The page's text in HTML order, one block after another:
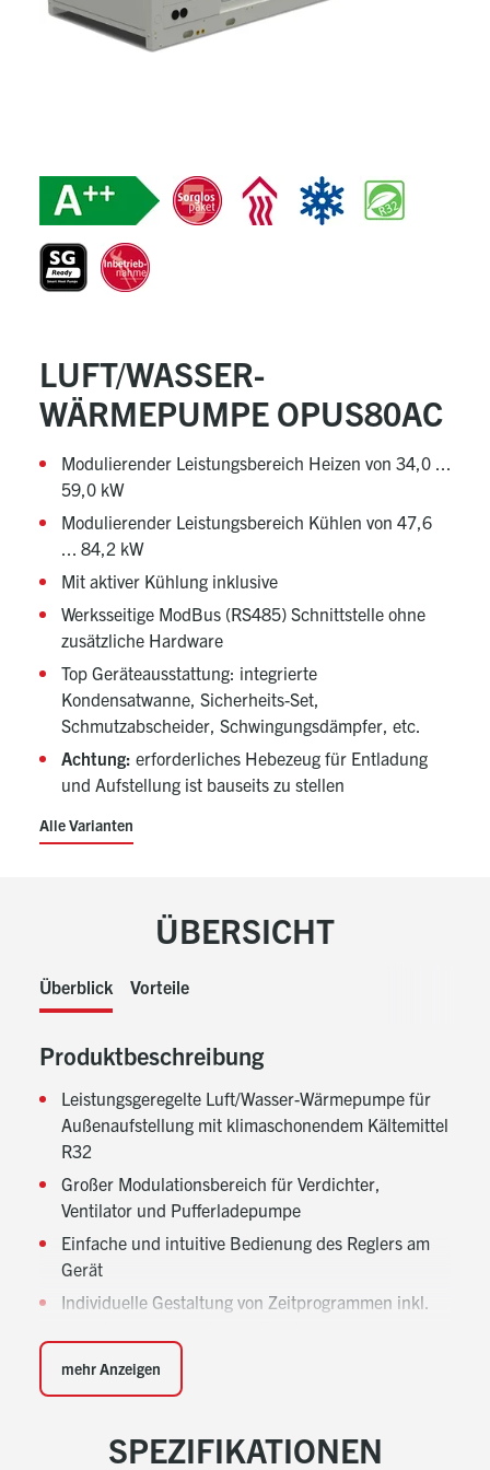
LUFT/WASSER-
WÄRMEPUMPE OPUS80AC
Modulierender Leistungsbereich Heizen von 34,0 ...
59,0 kW
Modulierender Leistungsbereich Kühlen von 47,6
... 84,2 kW
Mit aktiver Kühlung inklusive
Werksseitige ModBus (RS485) Schnittstelle ohne
zusätzliche Hardware
Top Geräteausstattung: integrierte
Kondensatwanne, Sicherheits-Set,
Schmutzabscheider, Schwingungsdämpfer, etc.
Achtung: erforderliches Hebezeug für Entladung
und Aufstellung ist bauseits zu stellen
Alle Varianten
ÜBERSICHT
Überblick Vorteile
Produktbeschreibung
Leistungsgeregelte Luft/Wasser-Wärmepumpe für
Außenaufstellung mit klimaschonendem Kältemittel
R32
Großer Modulationsbereich für Verdichter,
Ventilator und Pufferladepumpe
Einfache und intuitive Bedienung des Reglers am
Gerät
Individuelle Gestaltung von Zeitprogrammen inkl.
Integrierte Phasenüberwachung und
Hauptschalter im Gerät verbaut
einfache Aufschaltung, ohne zusätzliche Hardware
mehr Anzeigen
SPEZIFIKATIONEN